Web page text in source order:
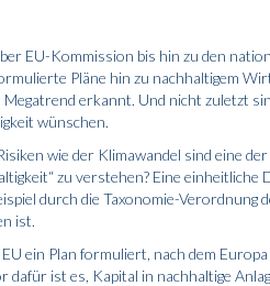
EU-Kommission bis hin zu den
Pläne hin zu nachhaltigem
erkannt. Und nicht zuletzt
wünschen.
wie der Klimawandel sind eine
zu verstehen? Eine
durch die Taxonomie-­
ist.
ein Plan formuliert, nach dem
ist es, Kapital in nachhaltige